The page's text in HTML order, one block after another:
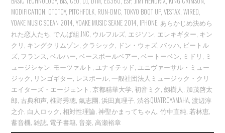
MODIFICATION, OTOTOY, PITCHFOLK, RUN-DMC,TOKYO BOOT UP,VESTAX,WIRED,
YOAKE MUSIC SCEAN 2014,YOAKE MUSIC SEANE 2014, IPHONE, あらかじめ決めら
れた恋人たち, でんぱ組.INC, ウルフルズ, エジソン, エレキギター, キン
クリ , キングクリムゾン, クラシック, ドン・ウォズ,バッハ, ビートル
ズ, フランス,ベルハー,ベースボールベアー,ベートーベン, ミドリ , ミ
ュージシャン, モーツァルト ,ユナイテッド,ユニヴァーサル・ミュー
ジック, リンゴギター, レスポール, 一般社団法人ミュージック・クリ
エイターズ・エージェント ,京都精華大学,初音ミク,劔樹人, 加茂啓太
郎,古典和声,椎野秀聰,氣志團,浜田真理子,渋谷QUATROYAMAHA,渡辺淳
之介, 白人ロック,相対性理論,神聖かまってちゃん,竹中直純,若林恵,
蓄音機,雑誌, 電子書籍,音楽,高瀬裕章